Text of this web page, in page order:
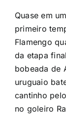
Quase em
primeiro
Flamengo
da etapa
bobeada de
uruguaio
cantinho
no goleiro